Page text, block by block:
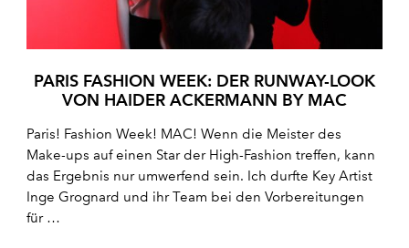
PARIS FASHION WEEK: DER RUNWAY-LOOK
VON HAIDER ACKERMANN BY MAC
Paris! Fashion Week! MAC! Wenn die Meister des
Make-ups auf einen Star der High-Fashion treffen, kann
das Ergebnis nur umwerfend sein. Ich durfte Key Artist
Inge Grognard und ihr Team bei den Vorbereitungen
für …